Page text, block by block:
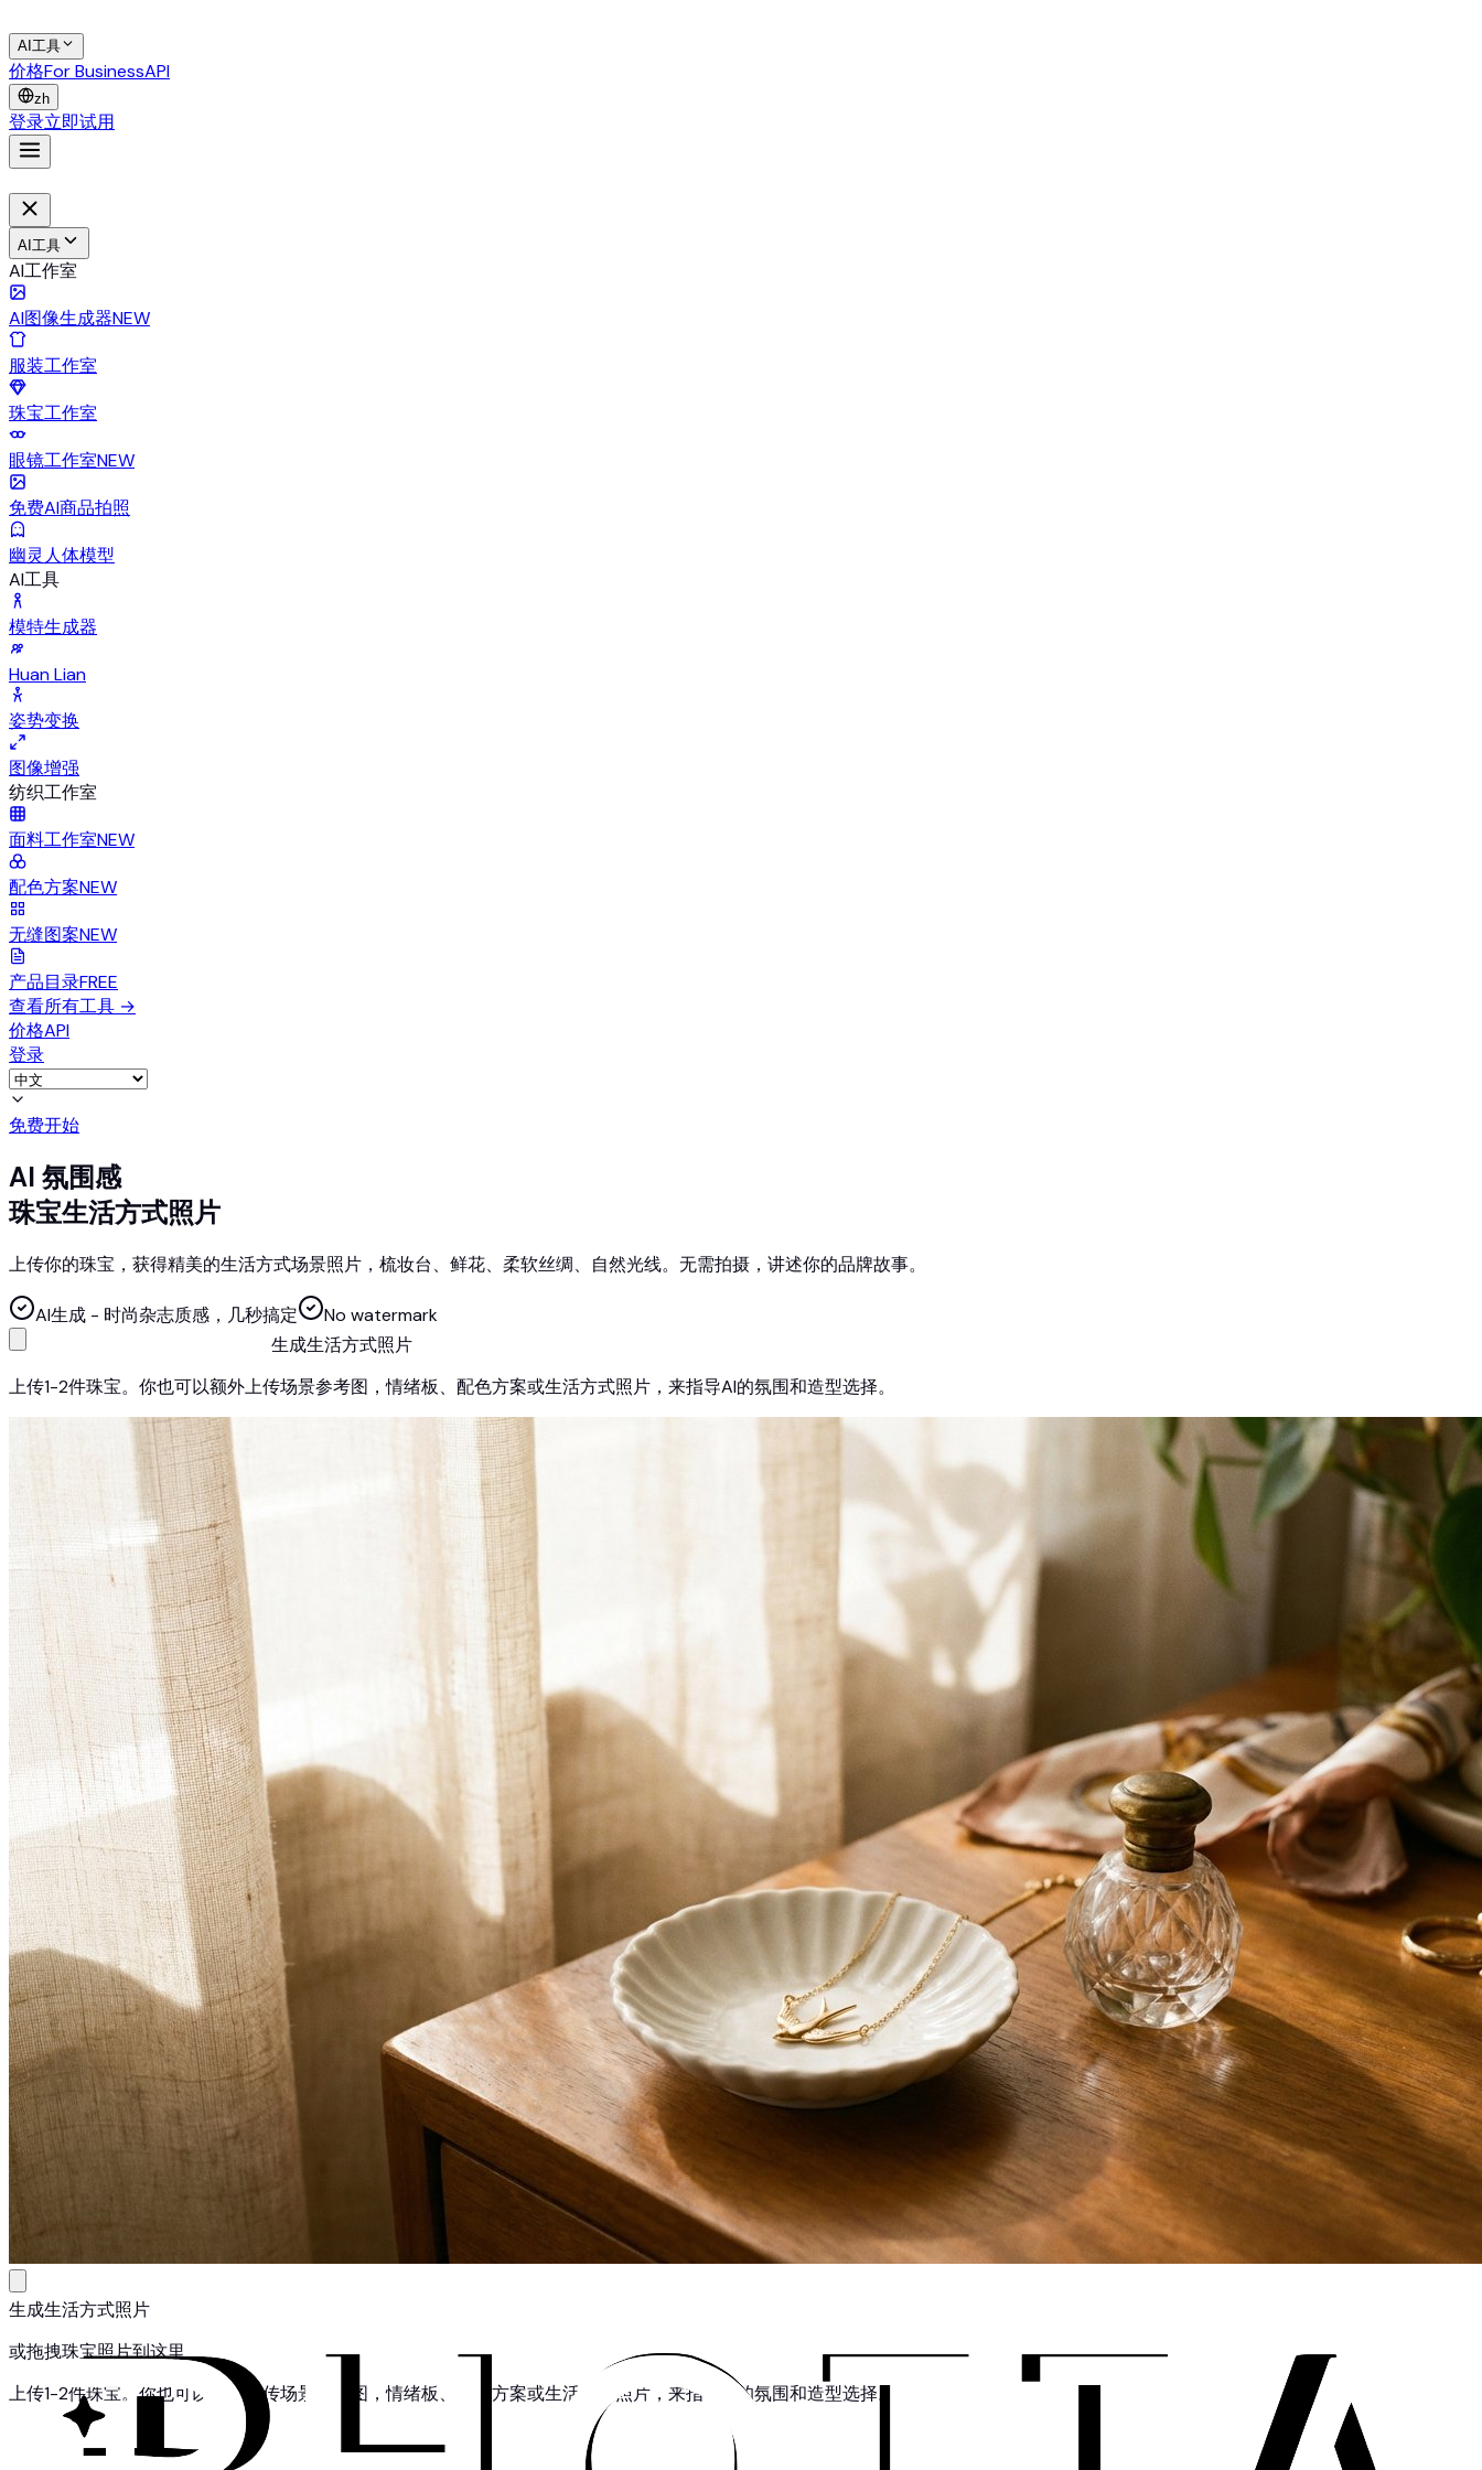
AI工具
价格For BusinessAPI
zh
登录立即试用
AI工具
AI工作室
AI图像生成器NEW
服装工作室
珠宝工作室
眼镜工作室NEW
免费AI商品拍照
幽灵人体模型
AI工具
模特生成器
Huan Lian
姿势变换
图像增强
纺织工作室
面料工作室NEW
配色方案NEW
无缝图案NEW
产品目录FREE
查看所有工具 →
价格API
登录
免费开始
AI 氛围感
珠宝生活方式照片
上传你的珠宝，获得精美的生活方式场景照片，梳妆台、鲜花、柔软丝绸、自然光线。无需拍摄，讲述你的品牌故事。
AI生成 - 时尚杂志质感，几秒搞定
No watermark
生成生活方式照片
上传1-2件珠宝。你也可以额外上传场景参考图，情绪板、配色方案或生活方式照片，来指导AI的氛围和造型选择。
生成生活方式照片
或拖拽珠宝照片到这里
上传1-2件珠宝。你也可以额外上传场景参考图，情绪板、配色方案或生活方式照片，来指导AI的氛围和造型选择。